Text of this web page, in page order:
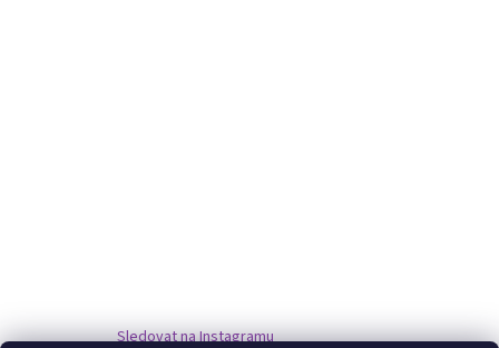
Sledovat na Instagramu